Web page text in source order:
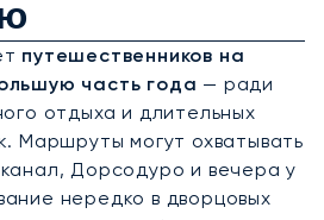
путешественников на
часть года — ради
отдыха и длительных
Маршруты могут охватывать
Дорсодуро и вечера у
нередко в дворцовых